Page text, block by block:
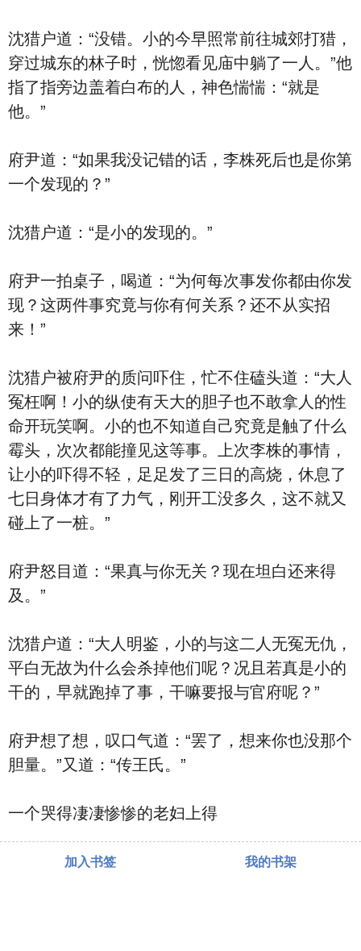
沈猎户道：“没错。小的今早照常前往城郊打猎，
穿过城东的林子时，恍惚看见庙中躺了一人。”他
指了指旁边盖着白布的人，神色惴惴：“就是
他。”
府尹道：“如果我没记错的话，李株死后也是你第
一个发现的？”
沈猎户道：“是小的发现的。”
府尹一拍桌子，喝道：“为何每次事发你都由你发
现？这两件事究竟与你有何关系？还不从实招
来！”
沈猎户被府尹的质问吓住，忙不住磕头道：“大人
冤枉啊！小的纵使有天大的胆子也不敢拿人的性
命开玩笑啊。小的也不知道自己究竟是触了什么
霉头，次次都能撞见这等事。上次李株的事情，
让小的吓得不轻，足足发了三日的高烧，休息了
七日身体才有了力气，刚开工没多久，这不就又
碰上了一桩。”
府尹怒目道：“果真与你无关？现在坦白还来得
及。”
沈猎户道：“大人明鉴，小的与这二人无冤无仇，
平白无故为什么会杀掉他们呢？况且若真是小的
干的，早就跑掉了事，干嘛要报与官府呢？”
府尹想了想，叹口气道：“罢了，想来你也没那个
胆量。”又道：“传王氏。”
一个哭得凄凄惨惨的老妇上得
加入书签 我的书架